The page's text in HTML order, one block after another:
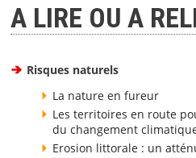
A LIRE OU A
Risques naturels
La nature en fureur
Les territoires en route
du changement
Erosion littorale : un